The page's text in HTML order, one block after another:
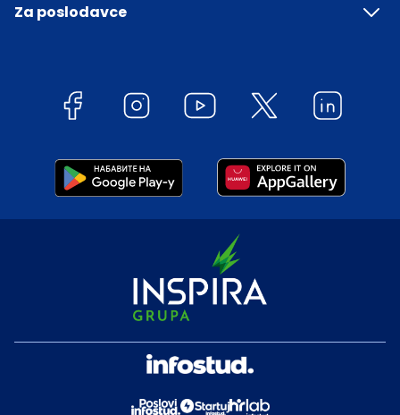
Za poslodavce